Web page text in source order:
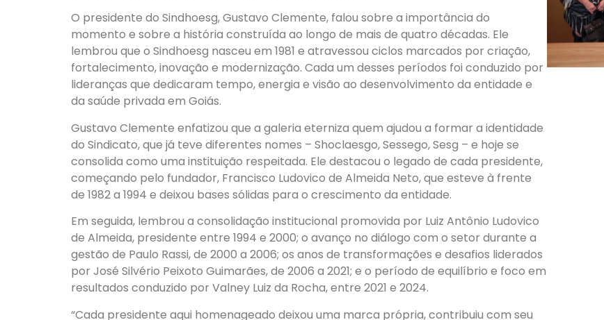
O presidente do Sindhoesg, Gustavo Clemente, falou sobre a importância do
momento e sobre a história construída ao longo de mais de quatro décadas. Ele
lembrou que o Sindhoesg nasceu em 1981 e atravessou ciclos marcados por criação,
fortalecimento, inovação e modernização. Cada um desses períodos foi conduzido por
lideranças que dedicaram tempo, energia e visão ao desenvolvimento da entidade e
da saúde privada em Goiás.
Gustavo Clemente enfatizou que a galeria eterniza quem ajudou a formar a identidade
do Sindicato, que já teve diferentes nomes – Shoclaesgo, Sessego, Sesg – e hoje se
consolida como uma instituição respeitada. Ele destacou o legado de cada presidente,
começando pelo fundador, Francisco Ludovico de Almeida Neto, que esteve à frente
de 1982 a 1994 e deixou bases sólidas para o crescimento da entidade.
Em seguida, lembrou a consolidação institucional promovida por Luiz Antônio Ludovico
de Almeida, presidente entre 1994 e 2000; o avanço no diálogo com o setor durante a
gestão de Paulo Rassi, de 2000 a 2006; os anos de transformações e desafios liderados
por José Silvério Peixoto Guimarães, de 2006 a 2021; e o período de equilíbrio e foco em
resultados conduzido por Valney Luiz da Rocha, entre 2021 e 2024.
“Cada presidente aqui homenageado deixou uma marca própria, contribuiu com seu